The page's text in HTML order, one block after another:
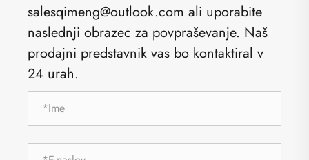
salesqimeng@outlook.com ali uporabite
naslednji obrazec za povpraševanje. Naš
prodajni predstavnik vas bo kontaktiral v
24 urah.